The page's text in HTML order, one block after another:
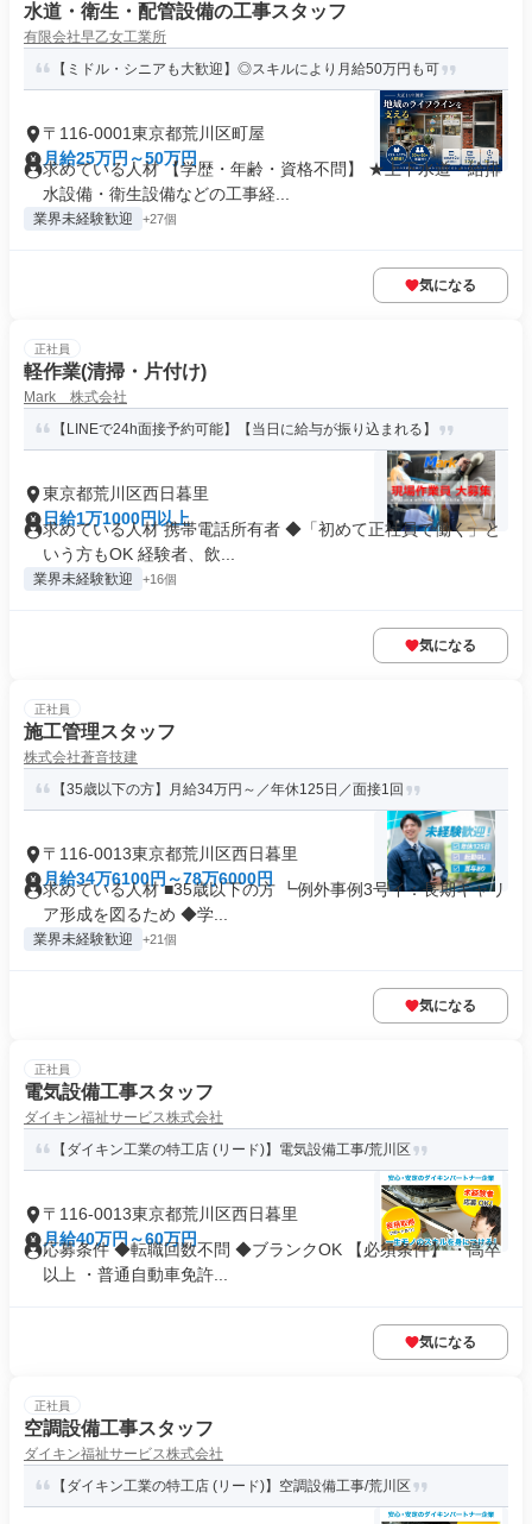
水道・衛生・配管設備の工事スタッフ
有限会社早乙女工業所
【ミドル・シニアも大歓迎】◎スキルにより月給50万円も可
〒116-0001東京都荒川区町屋
月給25万円～50万円
求めている人材 【学歴・年齢・資格不問】 ★上下水道・給排
水設備・衛生設備などの工事経...
業界未経験歓迎 +27個
気になる
正社員
軽作業(清掃・片付け)
Mark 株式会社
【LINEで24h面接予約可能】【当日に給与が振り込まれる】
東京都荒川区西日暮里
日給1万1000円以上
求めている人材 携帯電話所有者 ◆「初めて正社員で働く」と
いう方もOK 経験者、飲...
業界未経験歓迎 +16個
気になる
正社員
施工管理スタッフ
株式会社蒼音技建
【35歳以下の方】月給34万円～／年休125日／面接1回
〒116-0013東京都荒川区西日暮里
月給34万6100円～78万6000円
求めている人材 ■35歳以下の方 ┗例外事例3号イ：長期キャリ
ア形成を図るため ◆学...
業界未経験歓迎 +21個
気になる
正社員
電気設備工事スタッフ
ダイキン福祉サービス株式会社
【ダイキン工業の特工店 (リード)】電気設備工事/荒川区
〒116-0013東京都荒川区西日暮里
月給40万円～60万円
応募条件 ◆転職回数不問 ◆ブランクOK 【必須条件】 ・高卒
以上 ・普通自動車免許...
気になる
正社員
空調設備工事スタッフ
ダイキン福祉サービス株式会社
【ダイキン工業の特工店 (リード)】空調設備工事/荒川区